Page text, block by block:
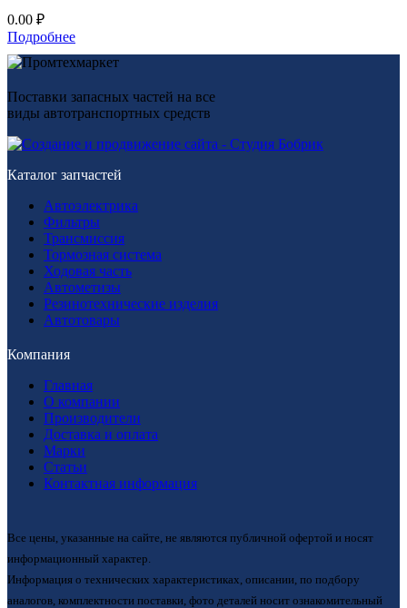
0.00 ₽
Подробнее
Поставки запасных частей на все
виды автотранспортных средств
Каталог запчастей
Автоэлектрика
Фильтры
Трансмиссия
Тормозная система
Ходовая часть
Автометизы
Резинотехнические изделия
Автотовары
Компания
Главная
О компании
Производители
Доставка и оплата
Марки
Статьи
Контактная информация
Все цены, указанные на сайте, не являются публичной офертой и носят
информационный характер.
Информация о технических характеристиках, описании, по подбору
аналогов, комплектности поставки, фото деталей носит ознакомительный